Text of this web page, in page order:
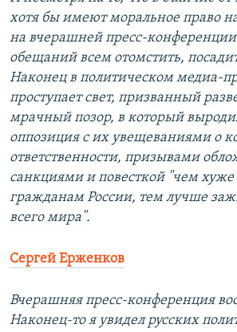
хотя бы имеют моральное право
на вчерашней пресс-
обещаний всем отомстить,
Наконец в политическом медиа-
проступает свет, призванный
мрачный позор, в который
оппозиция с их увещеваниями о
ответственности, призывами
санкциями и повесткой "чем хуже
гражданам России, тем лучше
всего мира".
Сергей Ерженков
Вчерашняя пресс-конференция
Наконец-то я увидел русских